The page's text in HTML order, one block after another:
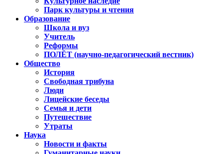
Парк культуры и чтения
Образование
Школа и вуз
Учитель
Реформы
ПОЛЁТ (научно-педагогический вестник)
Общество
История
Свободная трибуна
Люди
Лицейские беседы
Семья и дети
Путешествие
Утраты
Наука
Новости и факты